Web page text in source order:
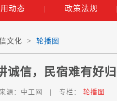
动态 | 政策法规
文化 > 轮播图
诚信，民宿难有好
源： 中工网 专栏： 轮播图